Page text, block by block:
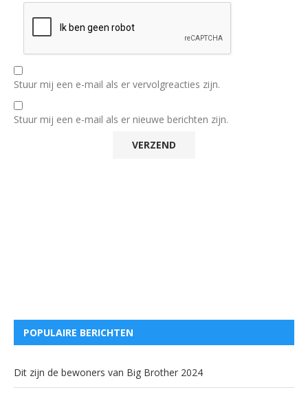
Stuur mij een e-mail als er vervolgreacties zijn.
Stuur mij een e-mail als er nieuwe berichten zijn.
POPULAIRE BERICHTEN
Dit zijn de bewoners van Big Brother 2024